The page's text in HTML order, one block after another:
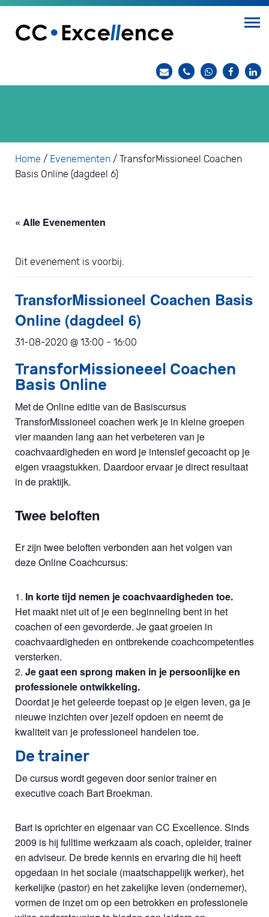
Home / Evenementen / TransforMissioneel Coachen
Basis Online (dagdeel 6)
« Alle Evenementen
Dit evenement is voorbij.
TransforMissioneel Coachen Basis
Online (dagdeel 6)
31-08-2020 @ 13:00 - 16:00
TransforMissioneeel Coachen
Basis Online
Met de Online editie van de Basiscursus
TransforMissioneel coachen werk je in kleine groepen
vier maanden lang aan het verbeteren van je
coachvaardigheden en word je intensief gecoacht op je
eigen vraagstukken. Daardoor ervaar je direct resultaat
in de praktijk.
Twee beloften
Er zijn twee beloften verbonden aan het volgen van
deze Online Coachcursus:
In korte tijd nemen je coachvaardigheden toe.
Het maakt niet uit of je een beginneling bent in het
coachen of een gevorderde. Je gaat groeien in
coachvaardigheden en ontbrekende coachcompetenties
versterken.
Je gaat een sprong maken in je persoonlijke en
professionele ontwikkeling.
Doordat je het geleerde toepast op je eigen leven, ga je
nieuwe inzichten over jezelf opdoen en neemt de
kwaliteit van je professioneel handelen toe.
De trainer
De cursus wordt gegeven door senior trainer en
executive coach Bart Broekman.
Bart is oprichter en eigenaar van CC Excellence. Sinds
2009 is hij fulltime werkzaam als coach, opleider, trainer
en adviseur. De brede kennis en ervaring die hij heeft
opgedaan in het sociale (maatschappelijk werker), het
kerkelijke (pastor) en het zakelijke leven (ondernemer),
vormen de inzet om op een betrokken en professionele